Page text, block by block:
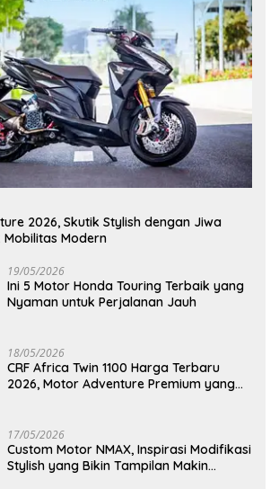
2026, Skutik Stylish dengan Jiwa
Modern
19/05/2026
Ini 5 Motor Honda Touring Terbaik yang
Nyaman untuk Perjalanan Jauh
18/05/2026
CRF Africa Twin 1100 Harga Terbaru
2026, Motor Adventure Premium yang
17/05/2026
Custom Motor NMAX, Inspirasi Modifikasi
Stylish yang Bikin Tampilan Makin